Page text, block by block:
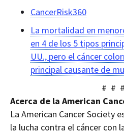
CancerRisk360
La mortalidad en
en 4 de los 5 tipos
UU., pero el cáncer
principal causante de
# # #
Acerca de la American
La American CancerSociety
la lucha contra el cáncer con